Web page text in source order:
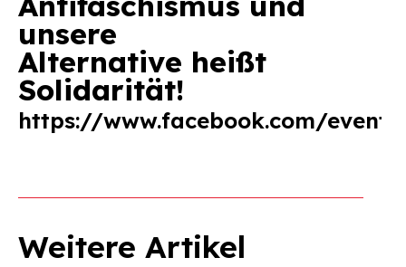
unsere
Alternative heißt
Solidarität!
https://www.facebook.com/
Weitere Artikel